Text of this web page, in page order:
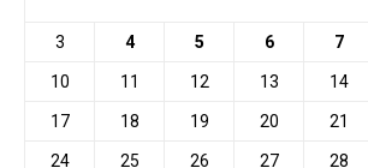
3 4 5 6 7
10 11 12 13 14
17 18 19 20 21
24 25 26 27 28